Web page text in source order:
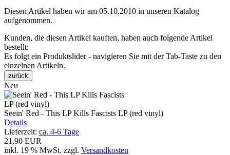
Diesen Artikel haben wir am 05.10.2010 in unseren Katalog
aufgenommen.
Kunden, die diesen Artikel kauften, haben auch folgende Artikel
bestellt:
Es folgt ein Produktslider - navigieren Sie mit der Tab-Taste zu den
einzelnen Artikeln.
zurück
Neu
Seein' Red - This LP Kills Fascists LP (red vinyl)
Details
Lieferzeit: ca. 4-6 Tage
21,90 EUR
inkl. 19 % MwSt. zzgl. Versandkosten